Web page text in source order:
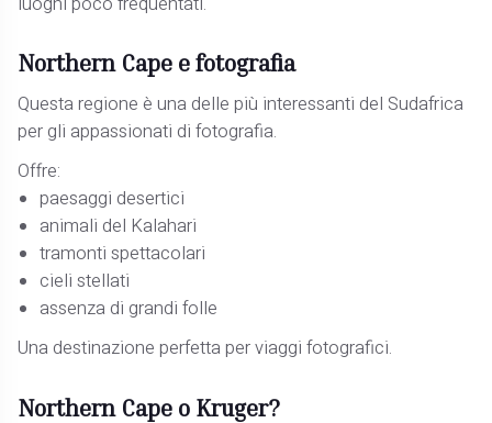
Northern Cape e fotografia
Questa regione è una delle più interessanti del Sudafrica
per gli appassionati di fotografia.
Offre:
paesaggi desertici
animali del Kalahari
tramonti spettacolari
cieli stellati
assenza di grandi folle
Una destinazione perfetta per viaggi fotografici.
Northern Cape o Kruger?